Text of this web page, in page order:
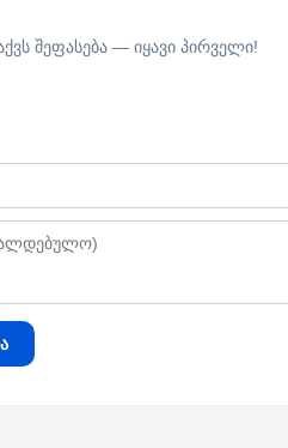
შეფასება — იყავი პირველი!